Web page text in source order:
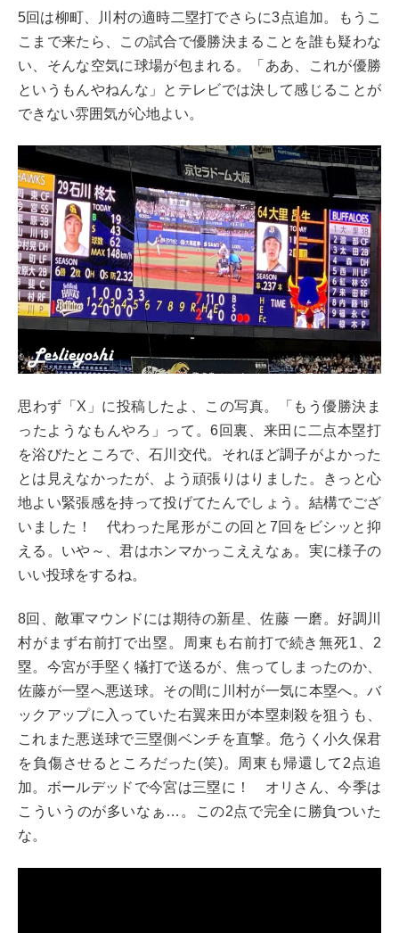
5回は柳町、川村の適時二塁打でさらに3点追加。もうこ
こまで来たら、この試合で優勝決まることを誰も疑わな
い、そんな空気に球場が包まれる。「ああ、これが優勝
というもんやねんな」とテレビでは決して感じることが
できない雰囲気が心地よい。
思わず「X」に投稿したよ、この写真。「もう優勝決ま
ったようなもんやろ」って。6回裏、来田に二点本塁打
を浴びたところで、石川交代。それほど調子がよかった
とは見えなかったが、よう頑張りはりました。きっと心
地よい緊張感を持って投げてたんでしょう。結構でござ
いました！ 代わった尾形がこの回と7回をビシッと抑
える。いや～、君はホンマかっこええなぁ。実に様子の
いい投球をするね。
8回、敵軍マウンドには期待の新星、佐藤 一磨。好調川
村がまず右前打で出塁。周東も右前打で続き無死1、2
塁。今宮が手堅く犠打で送るが、焦ってしまったのか、
佐藤が一塁へ悪送球。その間に川村が一気に本塁へ。バ
ックアップに入っていた右翼来田が本塁刺殺を狙うも、
これまた悪送球で三塁側ベンチを直撃。危うく小久保君
を負傷させるところだった(笑)。周東も帰還して2点追
加。ボールデッドで今宮は三塁に！ オリさん、今季は
こういうのが多いなぁ…。この2点で完全に勝負ついた
な。